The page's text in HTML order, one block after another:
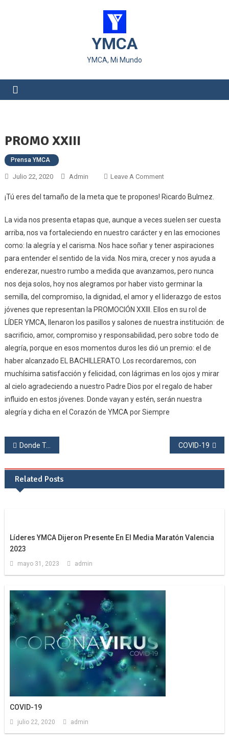
YMCA
YMCA, Mi Mundo
PROMO XXIII
Prensa YMCA
Julio 22, 2020 Admin Leave A Comment
¡Tú eres del tamaño de la meta que te propones! Ricardo Bulmez.
La vida nos presenta etapas que, aunque a veces suelen ser cuesta
arriba, nos va fortaleciendo en nuestro carácter y en las emociones
como: la alegría y el carisma. Nos hace soñar y tener aspiraciones
para entender el sentido de la vida. Nos mira, crecer y nos ayuda a
enderezar, nuestro rumbo a medida que avanzamos, pero nunca
nos deja solos, hoy nos alegramos por haber visto germinar la
semilla, del compromiso, la dignidad, el amor y el liderazgo de estos
jóvenes que representan la PROMOCIÓN XXIII. Ellos en su rol de
LÍDER YMCA, llenaron los pasillos y salones de nuestra institución: de
sacrificio, amor, compromiso y responsabilidad, pero sobre todo de
alegría, porque en esos momentos duros les dió un premio: el de
haber alcanzado EL BACHILLERATO. Los recordaremos, con
muchísima satisfacción y felicidad, con lágrimas en los ojos y mirar
al cielo agradeciendo a nuestro Padre Dios por el regalo de haber
influido en estos jóvenes. Donde vayan y estén, serán nuestra
alegría y dicha en el Corazón de YMCA por Siempre
Donde Todo Comienza… COVID-19
Related Posts
Líderes YMCA Dijeron Presente En El Media Maratón Valencia
2023
mayo 31, 2023 admin
COVID-19
julio 22, 2020 admin